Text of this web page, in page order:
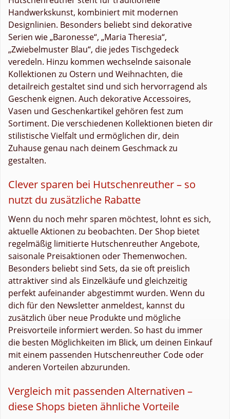
Handwerkskunst, kombiniert mit modernen
Designlinien. Besonders beliebt sind dekorative
Serien wie „Baronesse“, „Maria Theresia“,
„Zwiebelmuster Blau“, die jedes Tischgedeck
veredeln. Hinzu kommen wechselnde saisonale
Kollektionen zu Ostern und Weihnachten, die
detailreich gestaltet sind und sich hervorragend als
Geschenk eignen. Auch dekorative Accessoires,
Vasen und Geschenkartikel gehören fest zum
Sortiment. Die verschiedenen Kollektionen bieten dir
stilistische Vielfalt und ermöglichen dir, dein
Zuhause genau nach deinem Geschmack zu
gestalten.
Clever sparen bei Hutschenreuther – so
nutzt du zusätzliche Rabatte
Wenn du noch mehr sparen möchtest, lohnt es sich,
aktuelle Aktionen zu beobachten. Der Shop bietet
regelmäßig limitierte Hutschenreuther Angebote,
saisonale Preisaktionen oder Themenwochen.
Besonders beliebt sind Sets, da sie oft preislich
attraktiver sind als Einzelkäufe und gleichzeitig
perfekt aufeinander abgestimmt wurden. Wenn du
dich für den Newsletter anmeldest, kannst du
zusätzlich über neue Produkte und mögliche
Preisvorteile informiert werden. So hast du immer
die besten Möglichkeiten im Blick, um deinen Einkauf
mit einem passenden Hutschenreuther Code oder
anderen Vorteilen abzurunden.
Vergleich mit passenden Alternativen –
diese Shops bieten ähnliche Vorteile